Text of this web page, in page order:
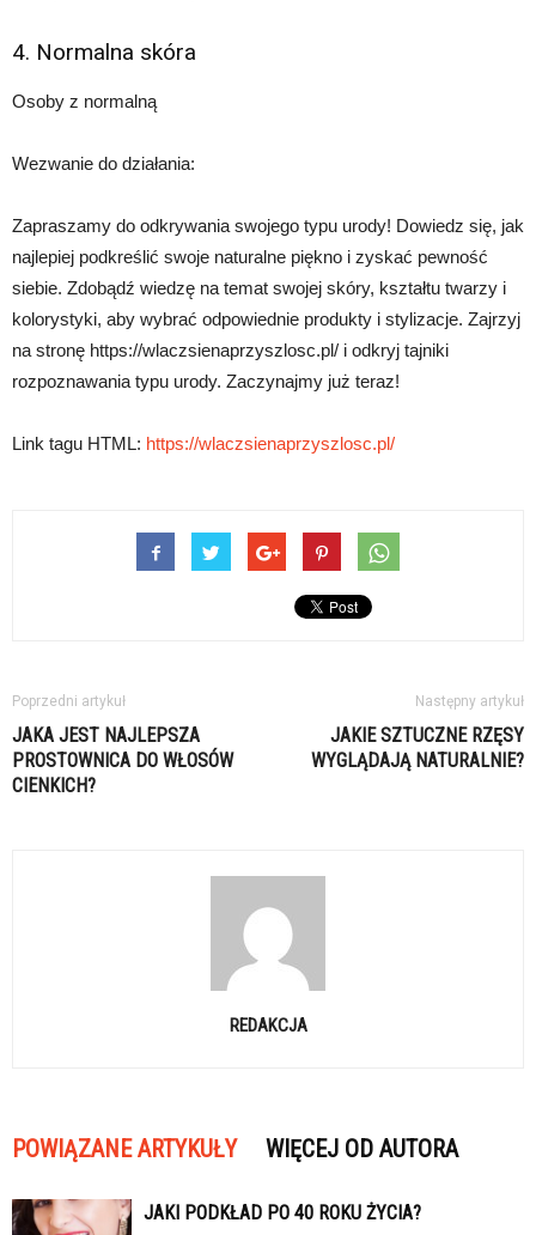
4. Normalna skóra
Osoby z normalną
Wezwanie do działania:
Zapraszamy do odkrywania swojego typu urody! Dowiedz się, jak
najlepiej podkreślić swoje naturalne piękno i zyskać pewność
siebie. Zdobądź wiedzę na temat swojej skóry, kształtu twarzy i
kolorystyki, aby wybrać odpowiednie produkty i stylizacje. Zajrzyj
na stronę https://wlaczsienaprzyszlosc.pl/ i odkryj tajniki
rozpoznawania typu urody. Zaczynajmy już teraz!
Link tagu HTML: https://wlaczsienaprzyszlosc.pl/
Poprzedni artykuł
JAKA JEST NAJLEPSZA
PROSTOWNICA DO WŁOSÓW
CIENKICH?
Następny artykuł
JAKIE SZTUCZNE RZĘSY
WYGLĄDAJĄ NATURALNIE?
REDAKCJA
POWIĄZANE ARTYKUŁY WIĘCEJ OD AUTORA
JAKI PODKŁAD PO 40 ROKU ŻYCIA?